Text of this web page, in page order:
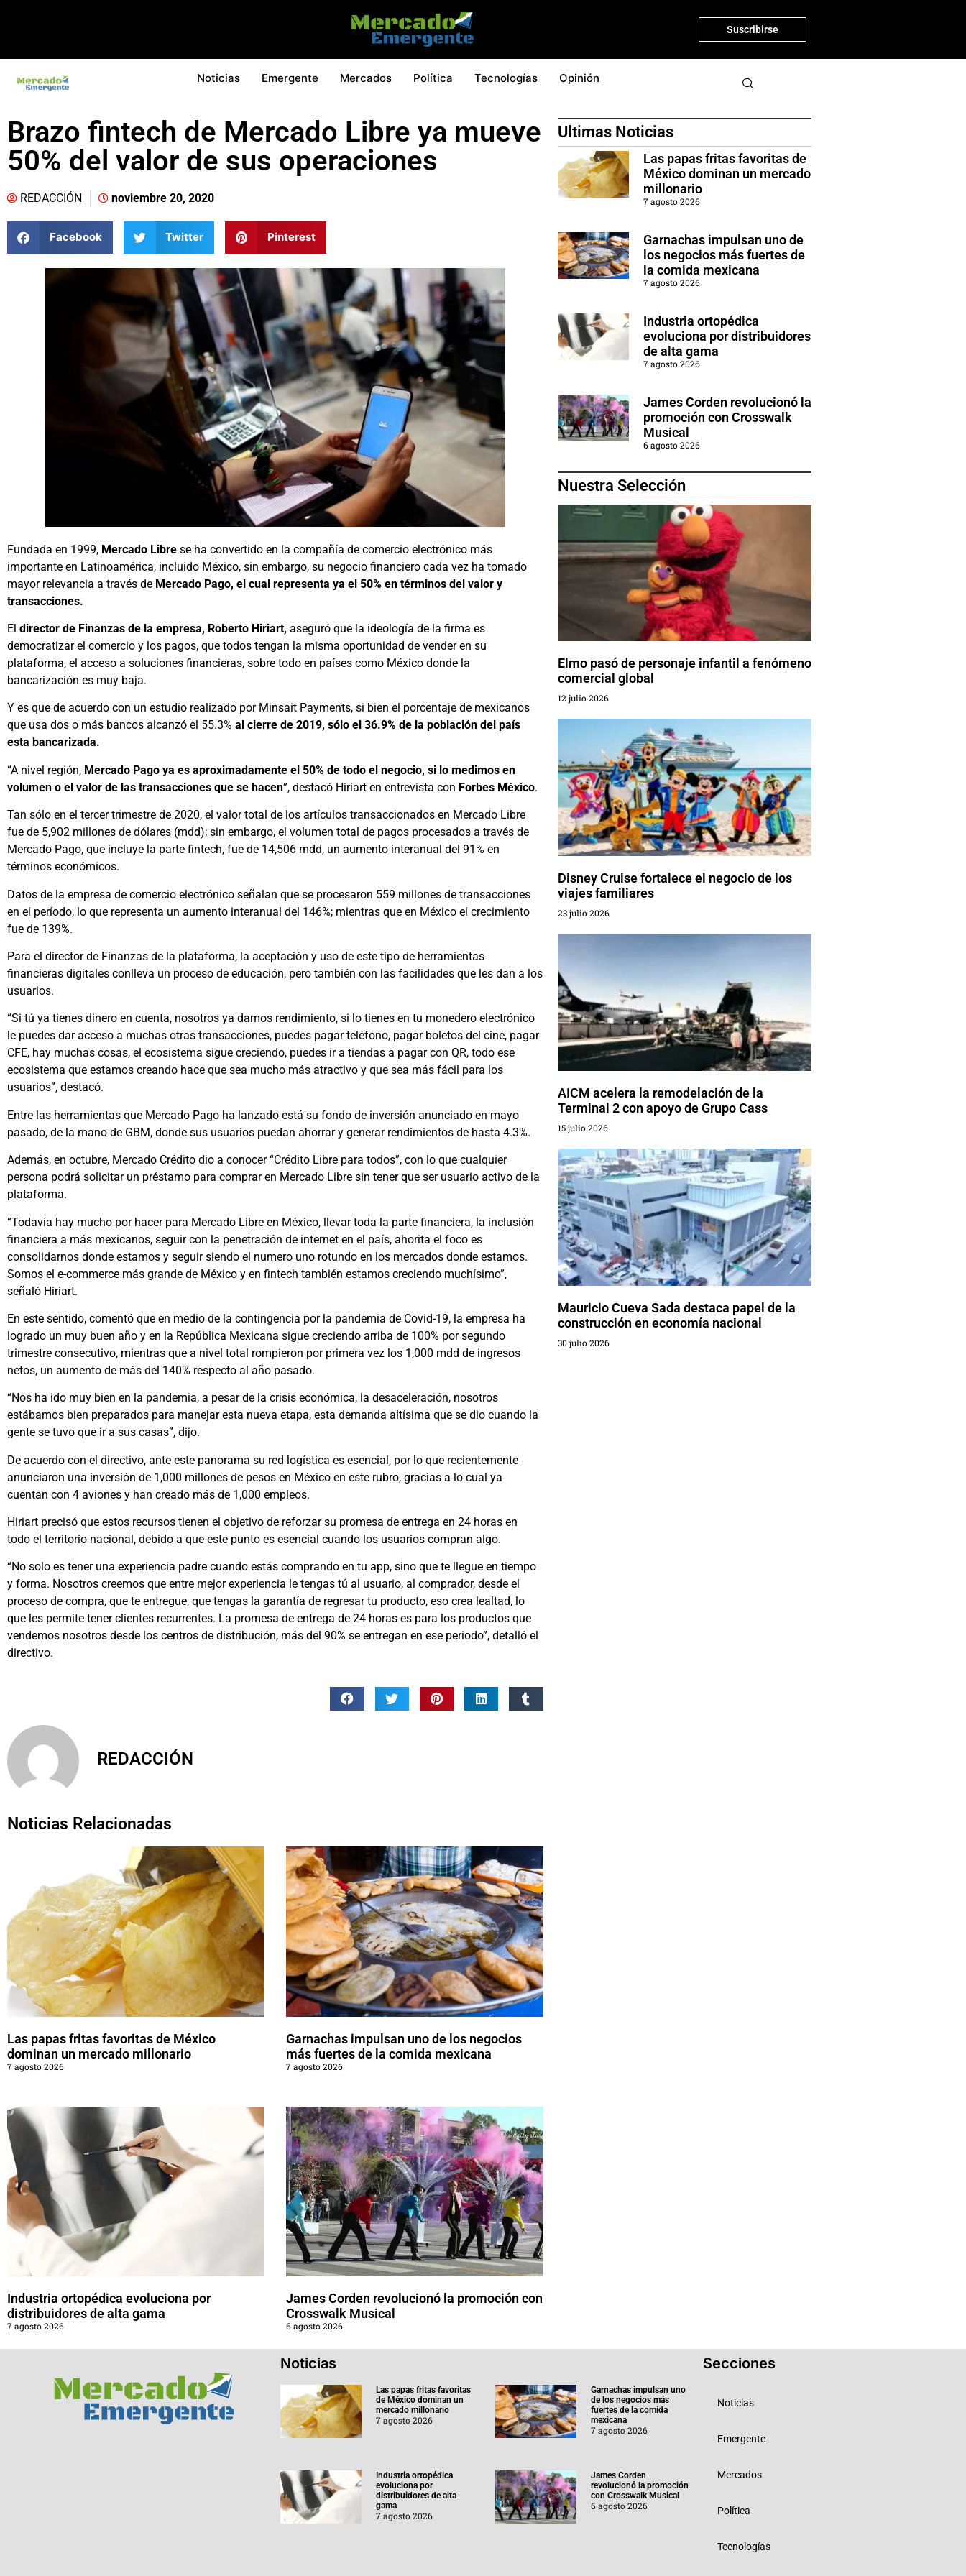
Suscribirse
Noticias Emergente Mercados Política Tecnologías Opinión
Brazo fintech de Mercado Libre ya mueve
50% del valor de sus operaciones
REDACCIÓN noviembre 20, 2020
Facebook Twitter Pinterest
Fundada en 1999, Mercado Libre se ha convertido en la compañía de comercio electrónico más
importante en Latinoamérica, incluido México, sin embargo, su negocio financiero cada vez ha tomado
mayor relevancia a través de Mercado Pago, el cual representa ya el 50% en términos del valor y
transacciones.
El director de Finanzas de la empresa, Roberto Hiriart, aseguró que la ideología de la firma es
democratizar el comercio y los pagos, que todos tengan la misma oportunidad de vender en su
plataforma, el acceso a soluciones financieras, sobre todo en países como México donde la
bancarización es muy baja.
Y es que de acuerdo con un estudio realizado por Minsait Payments, si bien el porcentaje de mexicanos
que usa dos o más bancos alcanzó el 55.3% al cierre de 2019, sólo el 36.9% de la población del país
esta bancarizada.
“A nivel región, Mercado Pago ya es aproximadamente el 50% de todo el negocio, si lo medimos en
volumen o el valor de las transacciones que se hacen”, destacó Hiriart en entrevista con Forbes México.
Tan sólo en el tercer trimestre de 2020, el valor total de los artículos transaccionados en Mercado Libre
fue de 5,902 millones de dólares (mdd); sin embargo, el volumen total de pagos procesados a través de
Mercado Pago, que incluye la parte fintech, fue de 14,506 mdd, un aumento interanual del 91% en
términos económicos.
Datos de la empresa de comercio electrónico señalan que se procesaron 559 millones de transacciones
en el período, lo que representa un aumento interanual del 146%; mientras que en México el crecimiento
fue de 139%.
Para el director de Finanzas de la plataforma, la aceptación y uso de este tipo de herramientas
financieras digitales conlleva un proceso de educación, pero también con las facilidades que les dan a los
usuarios.
“Si tú ya tienes dinero en cuenta, nosotros ya damos rendimiento, si lo tienes en tu monedero electrónico
le puedes dar acceso a muchas otras transacciones, puedes pagar teléfono, pagar boletos del cine, pagar
CFE, hay muchas cosas, el ecosistema sigue creciendo, puedes ir a tiendas a pagar con QR, todo ese
ecosistema que estamos creando hace que sea mucho más atractivo y que sea más fácil para los
usuarios”, destacó.
Entre las herramientas que Mercado Pago ha lanzado está su fondo de inversión anunciado en mayo
pasado, de la mano de GBM, donde sus usuarios puedan ahorrar y generar rendimientos de hasta 4.3%.
Además, en octubre, Mercado Crédito dio a conocer “Crédito Libre para todos”, con lo que cualquier
persona podrá solicitar un préstamo para comprar en Mercado Libre sin tener que ser usuario activo de la
plataforma.
“Todavía hay mucho por hacer para Mercado Libre en México, llevar toda la parte financiera, la inclusión
financiera a más mexicanos, seguir con la penetración de internet en el país, ahorita el foco es
consolidarnos donde estamos y seguir siendo el numero uno rotundo en los mercados donde estamos.
Somos el e-commerce más grande de México y en fintech también estamos creciendo muchísimo”,
señaló Hiriart.
En este sentido, comentó que en medio de la contingencia por la pandemia de Covid-19, la empresa ha
logrado un muy buen año y en la República Mexicana sigue creciendo arriba de 100% por segundo
trimestre consecutivo, mientras que a nivel total rompieron por primera vez los 1,000 mdd de ingresos
netos, un aumento de más del 140% respecto al año pasado.
“Nos ha ido muy bien en la pandemia, a pesar de la crisis económica, la desaceleración, nosotros
estábamos bien preparados para manejar esta nueva etapa, esta demanda altísima que se dio cuando la
gente se tuvo que ir a sus casas”, dijo.
De acuerdo con el directivo, ante este panorama su red logística es esencial, por lo que recientemente
anunciaron una inversión de 1,000 millones de pesos en México en este rubro, gracias a lo cual ya
cuentan con 4 aviones y han creado más de 1,000 empleos.
Hiriart precisó que estos recursos tienen el objetivo de reforzar su promesa de entrega en 24 horas en
todo el territorio nacional, debido a que este punto es esencial cuando los usuarios compran algo.
“No solo es tener una experiencia padre cuando estás comprando en tu app, sino que te llegue en tiempo
y forma. Nosotros creemos que entre mejor experiencia le tengas tú al usuario, al comprador, desde el
proceso de compra, que te entregue, que tengas la garantía de regresar tu producto, eso crea lealtad, lo
que les permite tener clientes recurrentes. La promesa de entrega de 24 horas es para los productos que
vendemos nosotros desde los centros de distribución, más del 90% se entregan en ese periodo”, detalló el
directivo.
REDACCIÓN
Noticias Relacionadas
Las papas fritas favoritas de México
dominan un mercado millonario
7 agosto 2026
Garnachas impulsan uno de los negocios
más fuertes de la comida mexicana
7 agosto 2026
Industria ortopédica evoluciona por
distribuidores de alta gama
7 agosto 2026
James Corden revolucionó la promoción con
Crosswalk Musical
6 agosto 2026
Ultimas Noticias
Las papas fritas favoritas de
México dominan un mercado
millonario
7 agosto 2026
Garnachas impulsan uno de
los negocios más fuertes de
la comida mexicana
7 agosto 2026
Industria ortopédica
evoluciona por distribuidores
de alta gama
7 agosto 2026
James Corden revolucionó la
promoción con Crosswalk
Musical
6 agosto 2026
Nuestra Selección
Elmo pasó de personaje infantil a fenómeno
comercial global
12 julio 2026
Disney Cruise fortalece el negocio de los
viajes familiares
23 julio 2026
AICM acelera la remodelación de la
Terminal 2 con apoyo de Grupo Cass
15 julio 2026
Mauricio Cueva Sada destaca papel de la
construcción en economía nacional
30 julio 2026
Noticias
Las papas fritas favoritas
de México dominan un
mercado millonario
7 agosto 2026
Garnachas impulsan uno
de los negocios más
fuertes de la comida
mexicana
7 agosto 2026
Industria ortopédica
evoluciona por
distribuidores de alta
gama
7 agosto 2026
James Corden
revolucionó la promoción
con Crosswalk Musical
6 agosto 2026
Secciones
Noticias
Emergente
Mercados
Política
Tecnologías